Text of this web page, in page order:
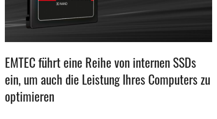
EMTEC führt eine Reihe von internen SSDs
ein, um auch die Leistung Ihres Computers zu
optimieren